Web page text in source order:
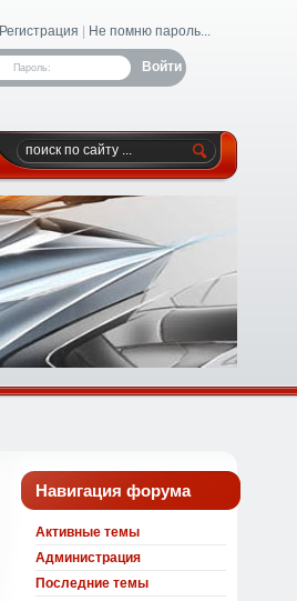
Регистрация Не помню пароль...
Пароль:
Навигация форума
Активные темы
Администрация
Последние темы